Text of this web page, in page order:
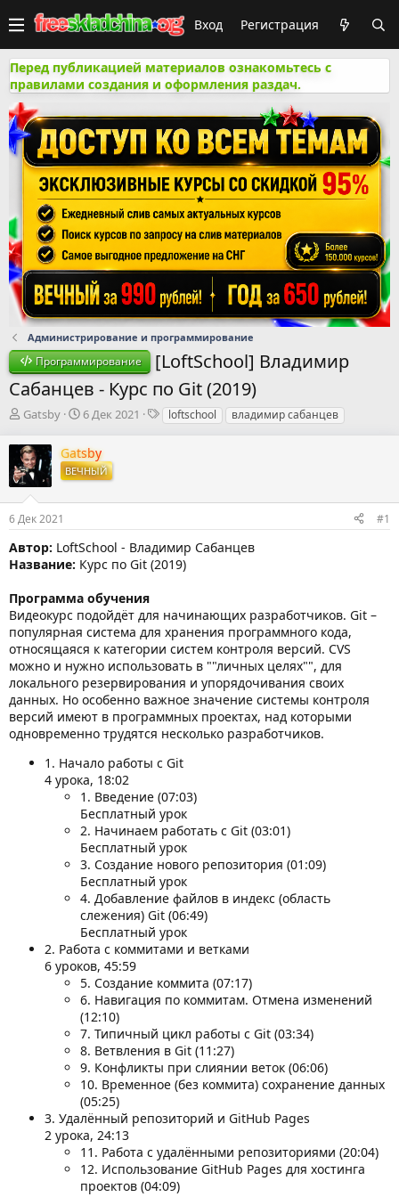
Вход Регистрация
Перед публикацией материалов ознакомьтесь с
правилами создания и оформления раздач.
Администрирование и программирование
Программирование
[LoftSchool] Владимир
Сабанцев - Курс по Git (2019)
А
т
о
р
м
ы
Gatsby
Д
т
а
н
а
л
а
6 Дек 2021
Тloftschool владимир сабанцев
Gatsby
ВЕЧНЫЙ
6 Дек 2021 #1
Автор: LoftSchool - Владимир Сабанцев
Название: Курс по Git (2019)
Программа обучения
Видеокурс подойдёт для начинающих разработчиков. Git –
популярная система для хранения программного кода,
относящаяся к категории систем контроля версий. CVS
можно и нужно использовать в ""личных целях"", для
локального резервирования и упорядочивания своих
данных. Но особенно важное значение системы контроля
версий имеют в программных проектах, над которыми
одновременно трудятся несколько разработчиков.
1. Начало работы с Git
4 урока, 18:02
1. Введение (07:03)
Бесплатный урок
2. Начинаем работать с Git (03:01)
Бесплатный урок
3. Создание нового репозитория (01:09)
Бесплатный урок
4. Добавление файлов в индекс (область
слежения) Git (06:49)
Бесплатный урок
2. Работа с коммитами и ветками
6 уроков, 45:59
5. Создание коммита (07:17)
6. Навигация по коммитам. Отмена изменений
(12:10)
7. Типичный цикл работы с Git (03:34)
8. Ветвления в Git (11:27)
9. Конфликты при слиянии веток (06:06)
10. Временное (без коммита) сохранение данных
(05:25)
3. Удалённый репозиторий и GitHub Pages
2 урока, 24:13
11. Работа с удалёнными репозиториями (20:04)
12. Использование GitHub Pages для хостинга
проектов (04:09)